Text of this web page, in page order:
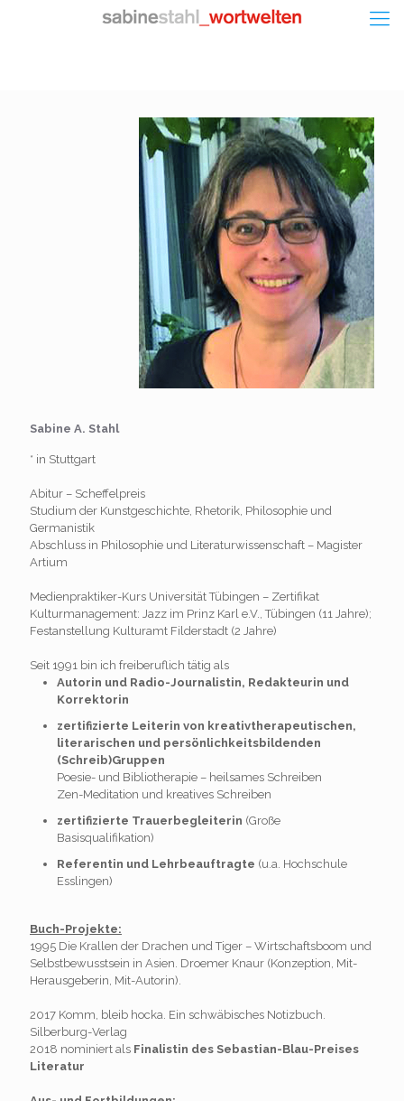
Sabine A. Stahl
* in Stuttgart
Abitur – Scheffelpreis
Studium der Kunstgeschichte, Rhetorik, Philosophie und
Germanistik
Abschluss in Philosophie und Literaturwissenschaft – Magister
Artium
Medienpraktiker-Kurs Universität Tübingen – Zertifikat
Kulturmanagement: Jazz im Prinz Karl e.V., Tübingen (11 Jahre);
Festanstellung Kulturamt Filderstadt (2 Jahre)
Seit 1991 bin ich freiberuflich tätig als
Autorin und Radio-Journalistin, Redakteurin und
Korrektorin
zertifizierte Leiterin von kreativtherapeutischen,
literarischen und persönlichkeitsbildenden
(Schreib)Gruppen
Poesie- und Bibliotherapie – heilsames Schreiben
Zen-Meditation und kreatives Schreiben
zertifizierte Trauerbegleiterin (Große
Basisqualifikation)
Referentin und Lehrbeauftragte (u.a. Hochschule
Esslingen)
Buch-Projekte:
1995 Die Krallen der Drachen und Tiger – Wirtschaftsboom und
Selbstbewusstsein in Asien. Droemer Knaur (Konzeption, Mit-
Herausgeberin, Mit-Autorin).
2017 Komm, bleib hocka. Ein schwäbisches Notizbuch.
Silberburg-Verlag
2018 nominiert als Finalistin des Sebastian-Blau-Preises
Literatur